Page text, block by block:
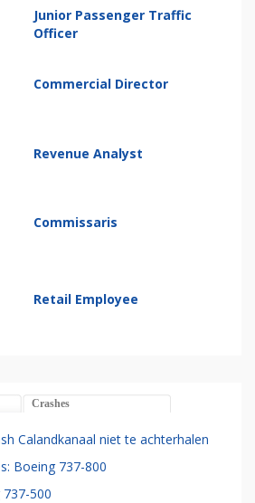
Junior Passenger Traffic
Officer
Commercial Director
Revenue Analyst
Commissaris
Retail Employee
Crashes
Calandkanaal niet te achterhalen
Boeing 737-800
500